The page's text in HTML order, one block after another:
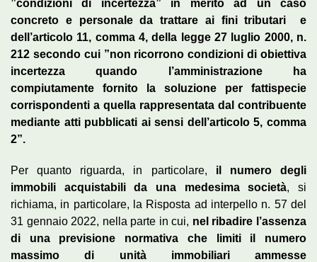
”condizioni di incertezza” in merito ad un caso
concreto e personale da trattare ai fini tributari ­ e
dell’articolo 11, comma 4, della legge 27 luglio 2000, n.
212­ secondo cui ”non ricorrono condizioni di obiettiva
incertezza quando l’amministrazione ha
compiutamente fornito la soluzione per fattispecie
corrispondenti a quella rappresentata dal contribuente
mediante atti pubblicati ai sensi dell’articolo 5, comma
2”.
Per quanto riguarda, in particolare, il numero degli
immobili acquistabili da una medesima società, si
richiama, in particolare, la Risposta ad interpello n. 57 del
31 gennaio 2022, nella parte in cui, nel ribadire l’assenza
di una previsione normativa che limiti il numero
massimo di unità immobiliari ammesse